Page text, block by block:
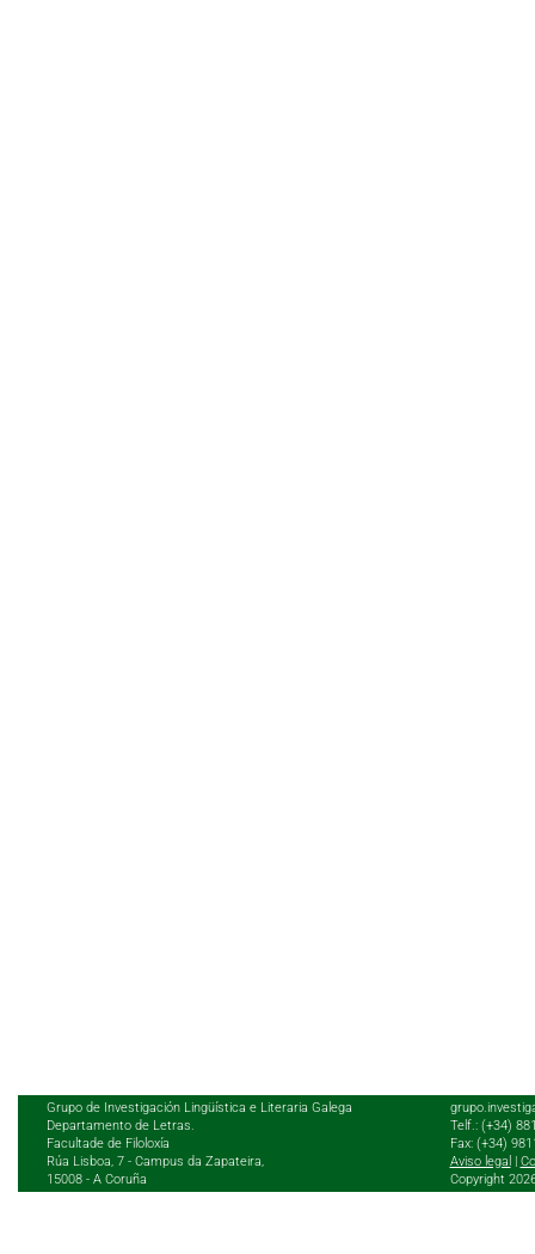
Grupo de Investigación Lingüística e Literaria Galega
Departamento de Letras.
Facultade de Filoloxía
Rúa Lisboa, 7 - Campus da Zapateira,
15008 - A Coruña
Telf.: (+34)
Fax: (+34)
Aviso legal
Copyright